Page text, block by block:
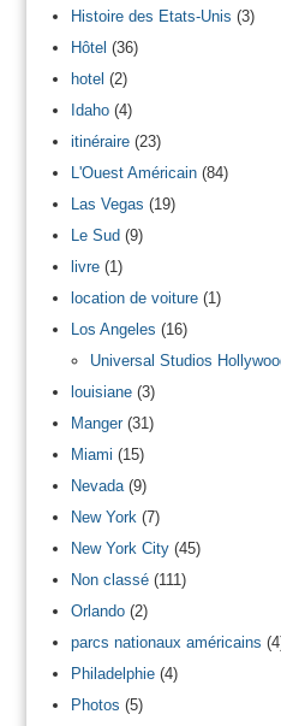
Histoire des Etats-Unis (3)
Hôtel (36)
hotel (2)
Idaho(4)
itinéraire(23)
L'Ouest Américain(84)
Las Vegas (19)
Le Sud(9)
livre(1)
location de voiture(1)
Los Angeles (16)
Universal Studios
louisiane(3)
Manger(31)
Miami (15)
Nevada(9)
New York (7)
New York City(45)
Non classé(111)
Orlando(2)
parcs nationaux américains
Philadelphie(4)
Photos (5)